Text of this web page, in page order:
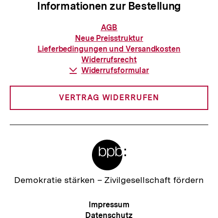
Informationen zur Bestellung
Informationen
zur
Bestellung
AGB
Neue Preisstruktur
Lieferbedingungen und Versandkosten
Widerrufsrecht
Download-
Widerrufsformular
VERTRAG WIDERRUFEN
Zur
Demokratie stärken – Zivilgesellschaft fördern
Meta-
Navigation
Impressum
Datenschutz